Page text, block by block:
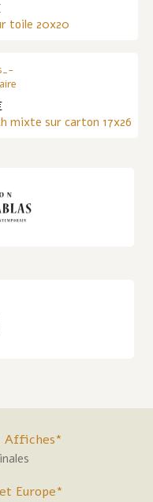
toile 20x20
mixte sur carton 17x26
Affiches*
Europe*